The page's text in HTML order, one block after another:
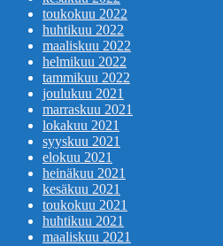
toukokuu 2022
huhtikuu 2022
maaliskuu 2022
helmikuu 2022
tammikuu 2022
joulukuu 2021
marraskuu 2021
lokakuu 2021
syyskuu 2021
elokuu 2021
heinäkuu 2021
kesäkuu 2021
toukokuu 2021
huhtikuu 2021
maaliskuu 2021